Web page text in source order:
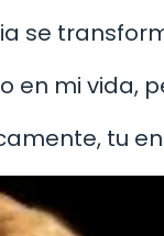
se
en mi
tu